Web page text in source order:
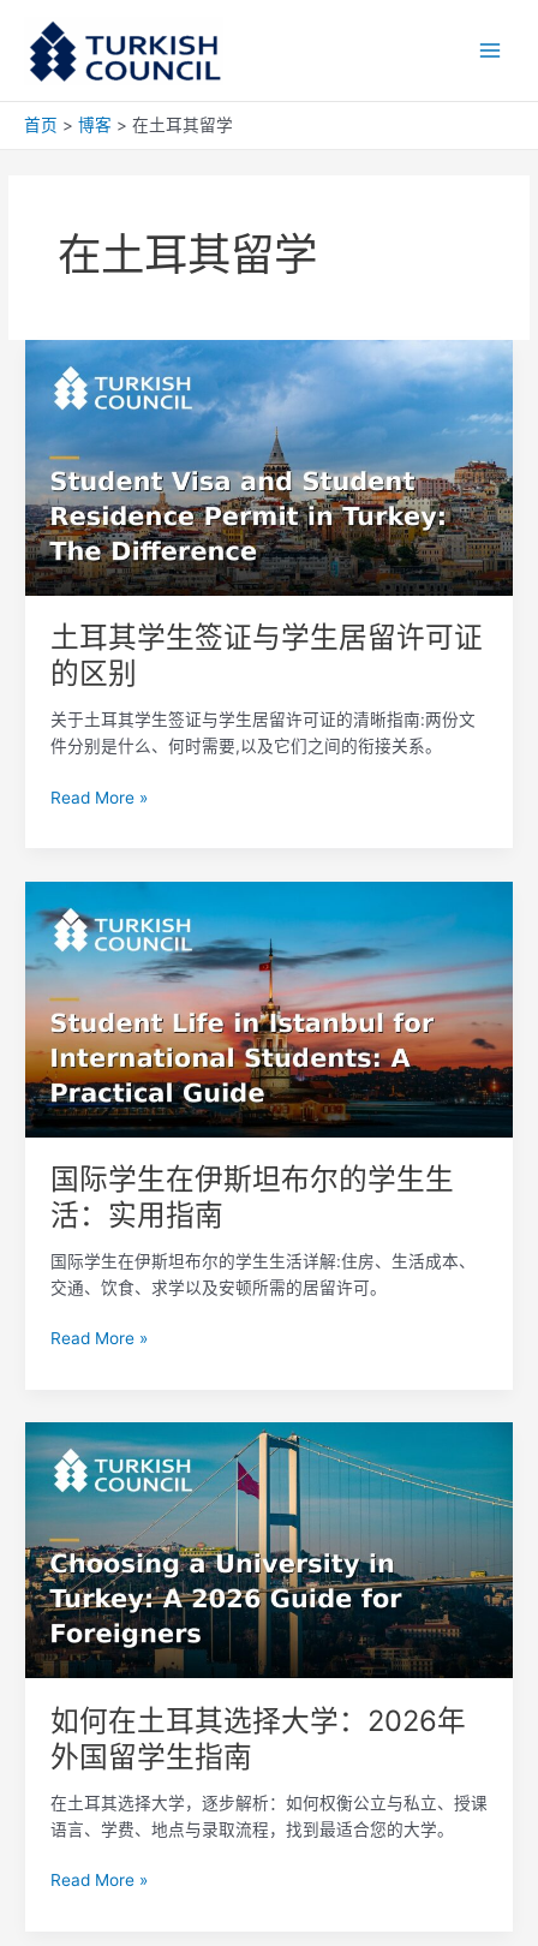
首页 博客 在土耳其留学
在土耳其留学
土耳其学生签证与学生居留许可证
的区别
关于土耳其学生签证与学生居留许可证的清晰指南:两份文
件分别是什么、何时需要,以及它们之间的衔接关系。
土
耳
其
生
签
证
与
学
生
留
许
证
的
别
Read More »
国际学生在伊斯坦布尔的学生生
活：实用指南
国际学生在伊斯坦布尔的学生生活详解:住房、生活成本、
交通、饮食、求学以及安顿所需的居留许可。
际
学
生
在
伊
斯
坦
布
尔
学
生
活：
实
指
Read More »
如何在土耳其选择大学：2026年
外国留学生指南
在土耳其选择大学，逐步解析：如何权衡公立与私立、授课
语言、学费、地点与录取流程，找到最适合您的大学。
如
何
在
耳
其
选
择
大
学：
年
外
留
学
指
Read More »